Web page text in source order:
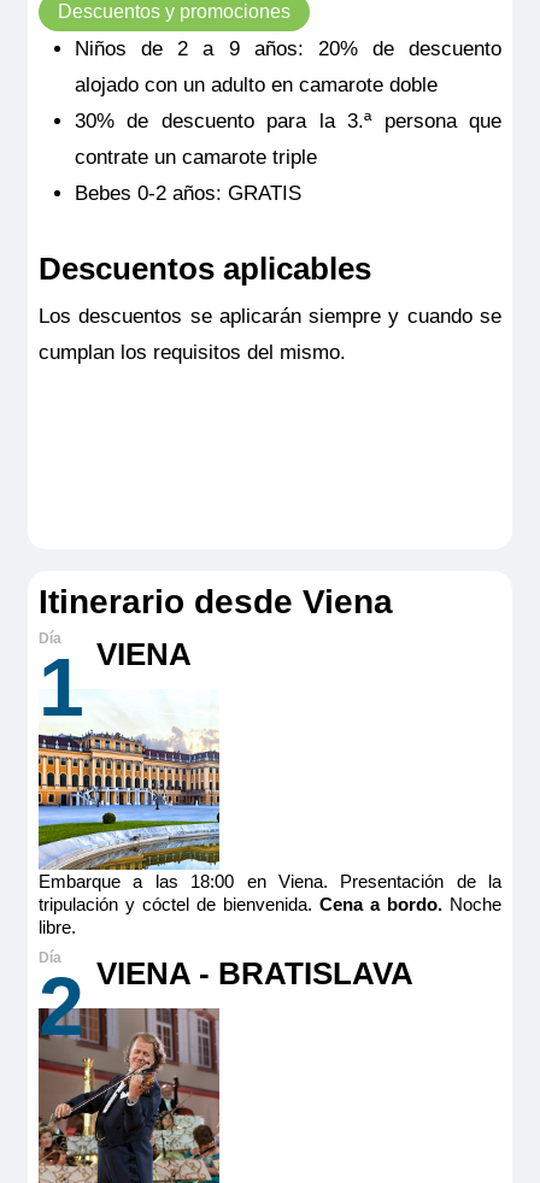
Descuentos y promociones
Niños de 2 a 9 años: 20% de descuento
alojado con un adulto en camarote doble
30% de descuento para la 3.ª persona que
contrate un camarote triple
Bebes 0-2 años: GRATIS
Descuentos aplicables
Los descuentos se aplicarán siempre y cuando se
cumplan los requisitos del mismo.
Itinerario desde Viena
1 VIENA
Embarque a las 18:00 en Viena. Presentación de la
tripulación y cóctel de bienvenida.Cena a bordo. Noche
libre.
2 VIENA - BRATISLAVA